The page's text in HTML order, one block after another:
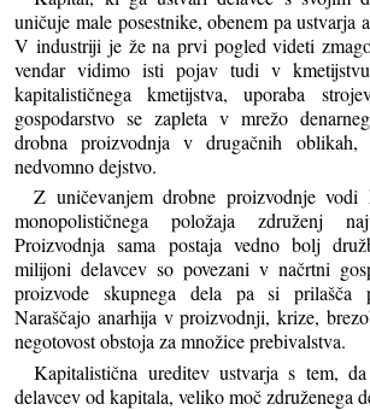
uničuje male posestnike, obenem pa ustvarja
V industriji je že na prvi pogled videti
vendar vidimo isti pojav tudi v
kapitalističnega kmetijstva, uporaba
gospodarstvo se zapleta v mrežo
drobna proizvodnja v drugačnih
nedvomno dejstvo.
Z uničevanjem drobne proizvodnje vodi
monopolističnega položaja združenj
Proizvodnja sama postaja vedno bolj
milijoni delavcev so povezani v načrtni
proizvode skupnega dela pa si prilašča
Naraščajo anarhija v proizvodnji, krize,
negotovost obstoja za množice prebivalstva.
Kapitalistična ureditev ustvarja s tem,
delavcev od kapitala, veliko moč združenega